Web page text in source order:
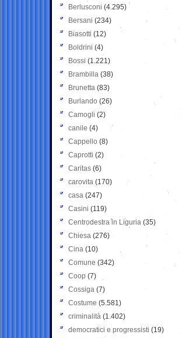
Berlusconi (4.295)
Bersani (234)
Biasotti (12)
Boldrini (4)
Bossi (1.221)
Brambilla (38)
Brunetta (83)
Burlando (26)
Camogli (2)
canile (4)
Cappello (8)
Caprotti (2)
Caritas (6)
carovita (170)
casa (247)
Casini (119)
Centrodestra in Liguria (35)
Chiesa (276)
Cina (10)
Comune (342)
Coop (7)
Cossiga (7)
Costume (5.581)
criminalità (1.402)
democratici e progressisti (19)